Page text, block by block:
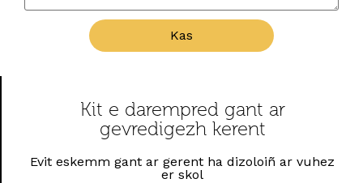
Kas
Kit e darempred gant ar
gevredigezh kerent
Evit eskemm gant ar gerent ha dizoloiñ ar vuhez
er skol